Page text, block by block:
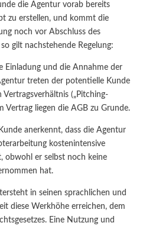
die Agentur vorab bereits
zu erstellen, und kommt die
noch vor Abschluss des
gilt nachstehende Regelung:
und die Annahme der
treten der potentielle Kunde
(„Pitching-
Vertrag liegen die AGB zu Grunde.
anerkennt, dass die Agentur
kostenintensive
obwohl er selbst noch keine
hat.
in seinen sprachlichen und
diese Werkhöhe erreichen, dem
Eine Nutzung und